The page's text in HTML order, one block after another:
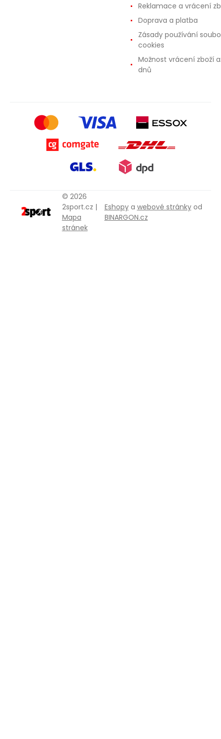
Reklamace a vrácení
Doprava a platba
Zásady používání
cookies
Možnost vrácení zboží
dnů
© 2026
2sport.cz |
Mapa
stránek
Eshopya webové stránkyod
BINARGON.cz